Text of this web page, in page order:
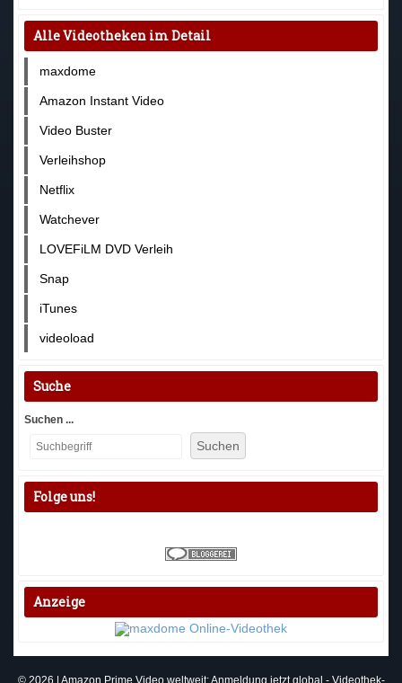
Alle Videotheken im Detail
maxdome
Amazon Instant Video
Video Buster
Verleihshop
Netflix
Watchever
LOVEFiLM DVD Verleih
Snap
iTunes
videoload
Suche
Suchen ...
Suchen
Folge uns!
Anzeige